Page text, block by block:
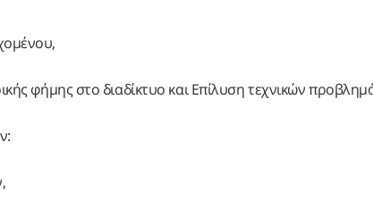
φήμης στο διαδίκτυο και Επίλυση τεχνικών